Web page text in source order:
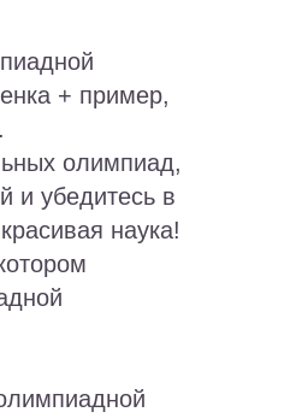
+ пример,
олимпиад,
и убедитесь в
наука!